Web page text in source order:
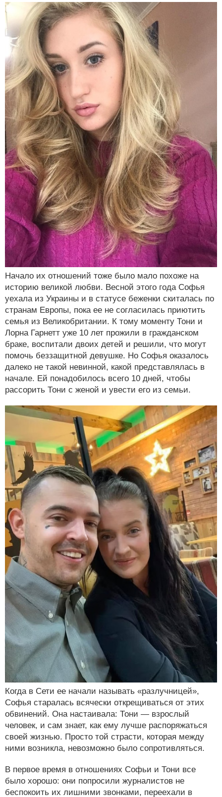
Начало их отношений тоже было мало похоже на
историю великой любви. Весной этого года Софья
уехала из Украины и в статусе беженки скиталась по
странам Европы, пока ее не согласилась приютить
семья из Великобритании. К тому моменту Тони и
Лорна Гарнетт уже 10 лет прожили в гражданском
браке, воспитали двоих детей и решили, что могут
помочь беззащитной девушке. Но Софья оказалось
далеко не такой невинной, какой представлялась в
начале. Ей понадобилось всего 10 дней, чтобы
рассорить Тони с женой и увести его из семьи.
Когда в Сети ее начали называть «разлучницей»,
Софья старалась всячески открещиваться от этих
обвинений. Она настаивала: Тони — взрослый
человек, и сам знает, как ему лучше распоряжаться
своей жизнью. Просто той страсти, которая между
ними возникла, невозможно было сопротивляться.
В первое время в отношениях Софьи и Тони все
было хорошо: они попросили журналистов не
беспокоить их лишними звонками, переехали в